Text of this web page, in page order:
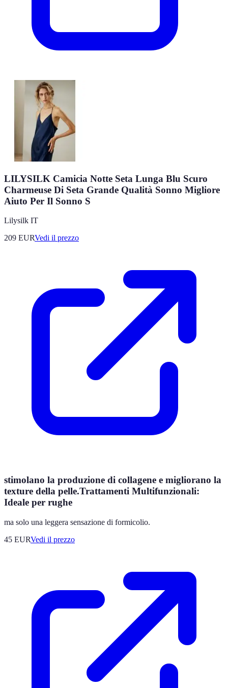
LILYSILK Camicia Notte Seta Lunga Blu Scuro
Charmeuse Di Seta Grande Qualità Sonno Migliore
Aiuto Per Il Sonno S
Lilysilk IT
209 EURVedi il prezzo
stimolano la produzione di collagene e migliorano la
texture della pelle.Trattamenti Multifunzionali:
Ideale per rughe
ma solo una leggera sensazione di formicolio.
45 EURVedi il prezzo